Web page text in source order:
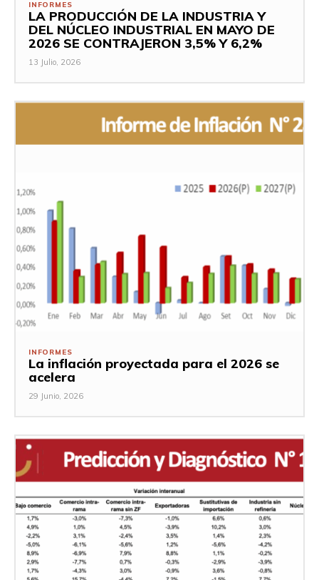
INFORMES
LA PRODUCCIÓN DE LA INDUSTRIA Y
DEL NÚCLEO INDUSTRIAL EN MAYO DE
2026 SE CONTRAJERON 3,5% Y 6,2%
13 Julio, 2026
INFORMES
La inflación proyectada para el 2026 se
acelera
29 Junio, 2026